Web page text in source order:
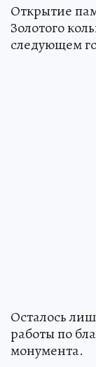
Открытие
Золотого
следующем
Осталось
работы по
монумента.